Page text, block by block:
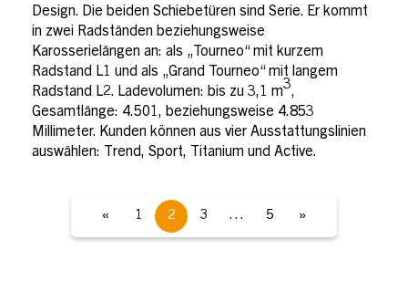
Design. Die beiden Schiebetüren sind Serie. Er kommt
in zwei Radständen beziehungsweise
Karosserielängen an: als „Tourneo“ mit kurzem
Radstand L1 und als „Grand Tourneo“ mit langem
Radstand L2. Ladevolumen: bis zu 3,1 m3,
Gesamtlänge: 4.501, beziehungsweise 4.853
Millimeter. Kunden können aus vier Ausstattungslinien
auswählen: Trend, Sport, Titanium und Active.
« 1 2 3 … 5 »